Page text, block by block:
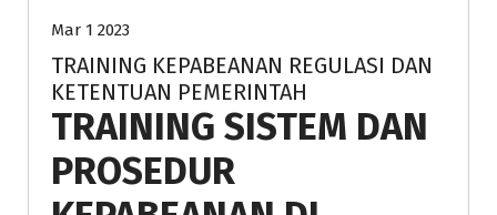
Mar 1 2023
TRAINING KEPABEANAN REGULASI DAN
KETENTUAN PEMERINTAH
TRAINING SISTEM DAN
PROSEDUR